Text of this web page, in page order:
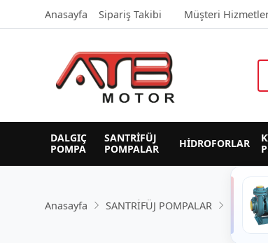
Anasayfa Sipariş Takibi Müşteri
DALGIÇ
POMPA
SANTRİFÜJ
POMPALAR
HİDROFORLAR
Anasayfa SANTRİFÜJ POMPALAR